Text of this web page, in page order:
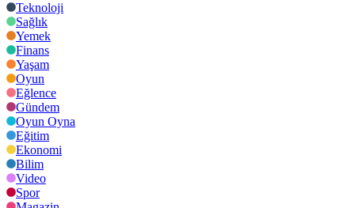
Teknoloji
Sağlık
Yemek
Finans
Yaşam
Oyun
Eğlence
Gündem
Oyun Oyna
Eğitim
Ekonomi
Bilim
Video
Spor